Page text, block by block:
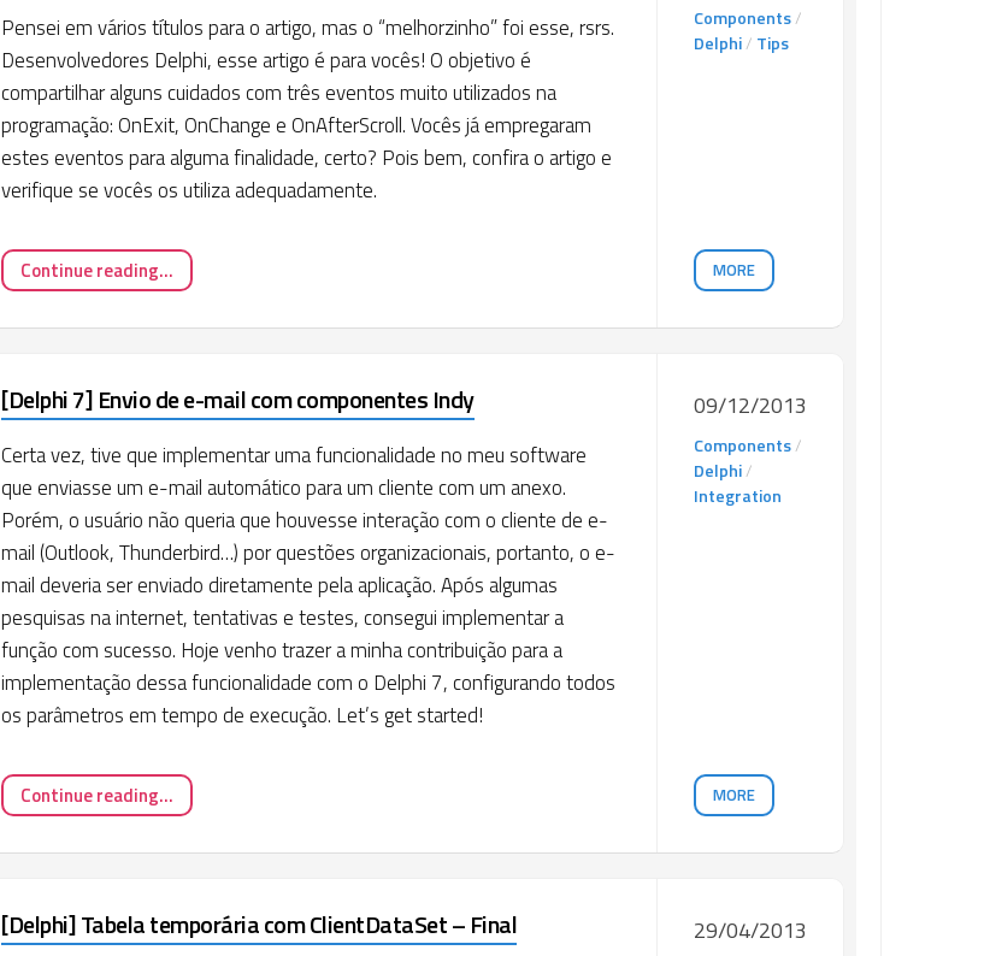
Pensei em vários títulos para o artigo, mas o “melhorzinho” foi esse, rsrs.
Desenvolvedores Delphi, esse artigo é para vocês! O objetivo é
compartilhar alguns cuidados com três eventos muito utilizados na
programação: OnExit, OnChange e OnAfterScroll. Vocês já empregaram
estes eventos para alguma finalidade, certo? Pois bem, confira o artigo e
verifique se vocês os utiliza adequadamente.
Continue reading...
Components/
Delphi/ Tips
MORE
[Delphi 7] Envio de e-mail com componentes Indy
Certa vez, tive que implementar uma funcionalidade no meu software
que enviasse um e-mail automático para um cliente com um anexo.
Porém, o usuário não queria que houvesse interação com o cliente de e-
mail (Outlook, Thunderbird…) por questões organizacionais, portanto, o e-
mail deveria ser enviado diretamente pela aplicação. Após algumas
pesquisas na internet, tentativas e testes, consegui implementar a
função com sucesso. Hoje venho trazer a minha contribuição para a
implementação dessa funcionalidade com o Delphi 7, configurando todos
os parâmetros em tempo de execução. Let’s get started!
Continue reading...
09/12/2013
Components/
Delphi/
Integration
MORE
[Delphi] Tabela temporária com ClientDataSet – Final 29/04/2013